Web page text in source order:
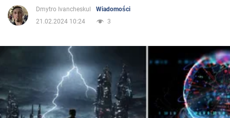
Życie
Społeczeństwo
Dmytro Ivancheskul
Wiadomości
21.02.2024 10:24
3